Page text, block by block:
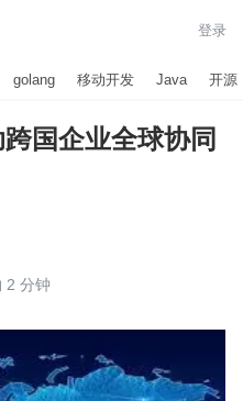
登录
golang 移动开发 Java 开源
国企业全球协同
2 分钟